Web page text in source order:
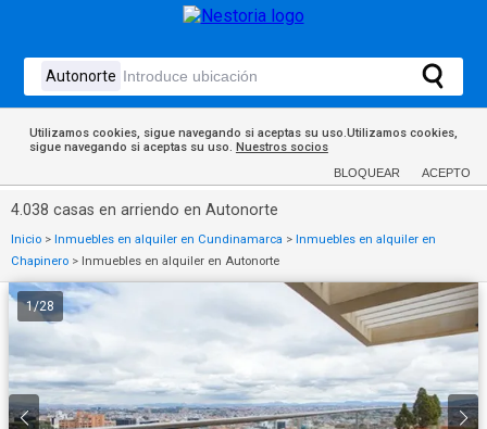
Utilizamos cookies, sigue navegando si aceptas su uso.Utilizamos cookies,
sigue navegando si aceptas su uso. Nuestros socios
BLOQUEAR ACEPTO
4.038 casas en arriendo en Autonorte
Inicio > Inmuebles en alquiler en Cundinamarca > Inmuebles en alquiler en
Chapinero > Inmuebles en alquiler en Autonorte
1/28